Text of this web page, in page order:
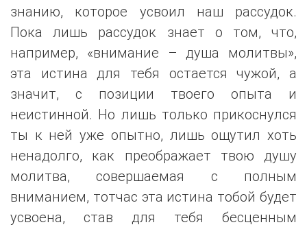
знанию, которое усвоил наш рассудок.
Пока лишь рассудок знает о том, что,
например, «внимание – душа молитвы»,
эта истина для тебя остается чужой, а
значит, с позиции твоего опыта и
неистинной. Но лишь только прикоснулся
ты к ней уже опытно, лишь ощутил хоть
ненадолго, как преображает твою душу
молитва, совершаемая с полным
вниманием, тотчас эта истина тобой будет
усвоена, став для тебя бесценным